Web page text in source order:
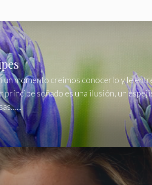
un momento creímos conocerlo y le
soñado es una ilusión, un